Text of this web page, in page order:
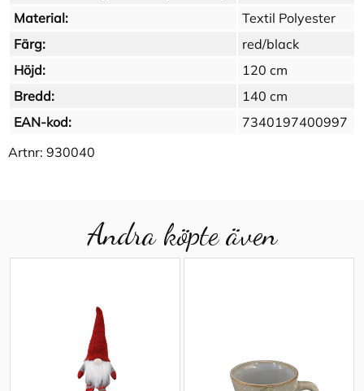
Material:
Textil Polyester
Färg:
red/black
Höjd:
120 cm
Bredd:
140 cm
EAN-kod:
7340197400997
Artnr: 930040
Andra köpte även